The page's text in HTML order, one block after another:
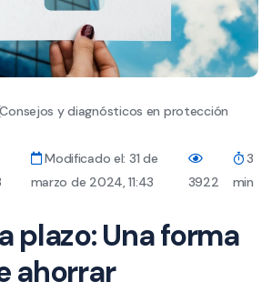
y diagnósticos en protección
Modificado el: 31 de
marzo de 2024, 11:43
3922
3
min
plazo: Una forma
ahorrar